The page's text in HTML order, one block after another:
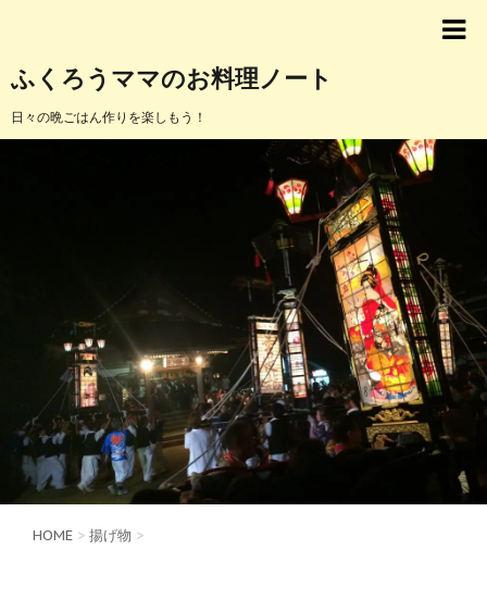
ふくろうママのお料理ノート
日々の晩ごはん作りを楽しもう！
HOME > 揚げ物 >